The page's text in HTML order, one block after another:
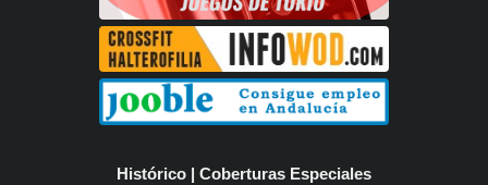
Histórico | Coberturas Especiales